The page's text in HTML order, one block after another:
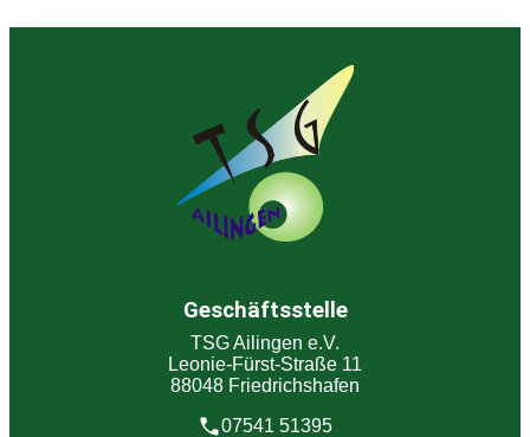
Geschäftsstelle
TSG Ailingen e.V.
Leonie-Fürst-Straße 11
88048 Friedrichshafen
07541 51395